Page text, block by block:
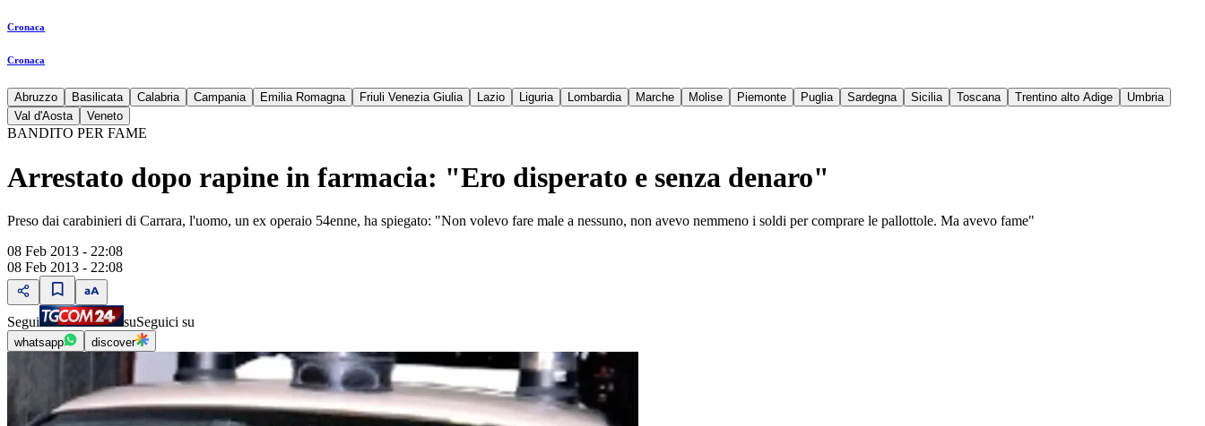
Cronaca
Cronaca
Abruzzo Basilicata Calabria Campania Emilia Romagna Friuli Venezia Giulia Lazio Liguria Lombardia Marche Molise Piemonte Puglia Sardegna Sicilia Toscana Trentino alto Adige
Umbria
Val d'Aosta
Veneto
BANDITO PER FAME
Arrestato dopo rapine in farmacia: "Ero disperato e senza denaro"
Preso dai carabinieri di Carrara, l'uomo, un ex operaio 54enne, ha spiegato: "Non volevo fare male a nessuno, non avevo nemmeno i soldi per comprare le pallottole. Ma avevo fame"
08 Feb 2013 - 22:08
08 Feb 2013 - 22:08
Segui suSeguici su
whatsapp discover